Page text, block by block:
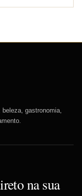
gastronomia,
na sua